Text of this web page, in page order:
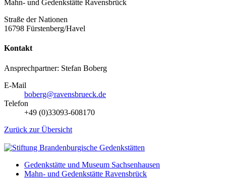
Mahn- und Gedenkstätte Ravensbrück
Straße der Nationen
16798 Fürstenberg/Havel
Kontakt
Ansprechpartner: Stefan Boberg
E-Mail
boberg@ravensbrueck.de
Telefon
+49 (0)33093-608170
Zurück zur Übersicht
Gedenkstätte und Museum Sachsenhausen
Mahn- und Gedenkstätte Ravensbrück